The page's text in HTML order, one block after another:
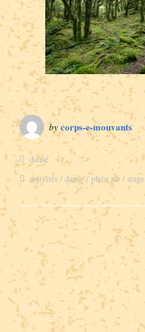
by corps-e-mouvants
danse
activités
danse plein air stage